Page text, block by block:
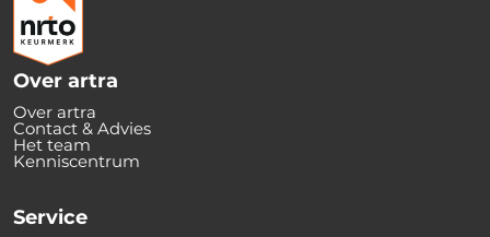
Over artra
Over artra
Contact & Advies
Het team
Kenniscentrum
Service